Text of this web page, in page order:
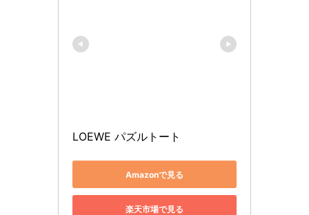
LOEWE パズルトート
Amazonで見る
楽天市場で見る